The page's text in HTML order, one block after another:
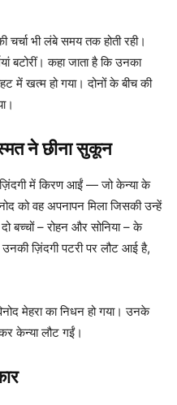
चर्चा भी लंबे समय तक होती रही।
बटोरीं। कहा जाता है कि उनका
में खत्म हो गया। दोनों के बीच की
ने छीना सुकून
ज़िंदगी में किरण आईं — जो केन्या के
को वह अपनापन मिला जिसकी उन्हें
बच्चों – रोहन और सोनिया – के
ज़िंदगी पटरी पर लौट आई है,
मेहरा का निधन हो गया। उनके
केन्या लौट गईं।